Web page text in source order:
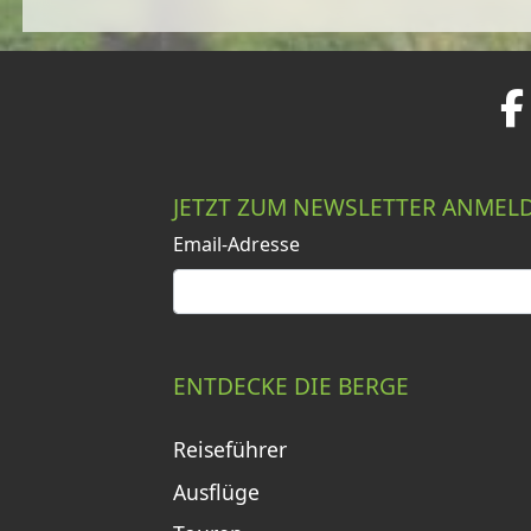
JETZT ZUM NEWSLETTER
Email-Adresse
ENTDECKE DIE BERGE
Reiseführer
Ausflüge